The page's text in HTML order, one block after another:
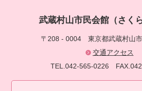
武蔵村山市民会館（さく
〒208 - 0004 東京都武蔵村山
交通アクセス
TEL.042-565-0226